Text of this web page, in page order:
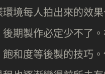
境每人拍出來的效
期製作必定少不了
和度等後製的技巧